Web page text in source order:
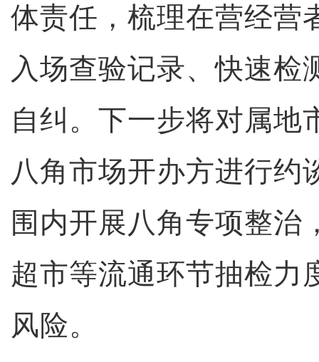
体责任，梳理在营经营
入场查验记录、快速检
自纠。下一步将对属地
八角市场开办方进行约
围内开展八角专项整治
超市等流通环节抽检力
风险。